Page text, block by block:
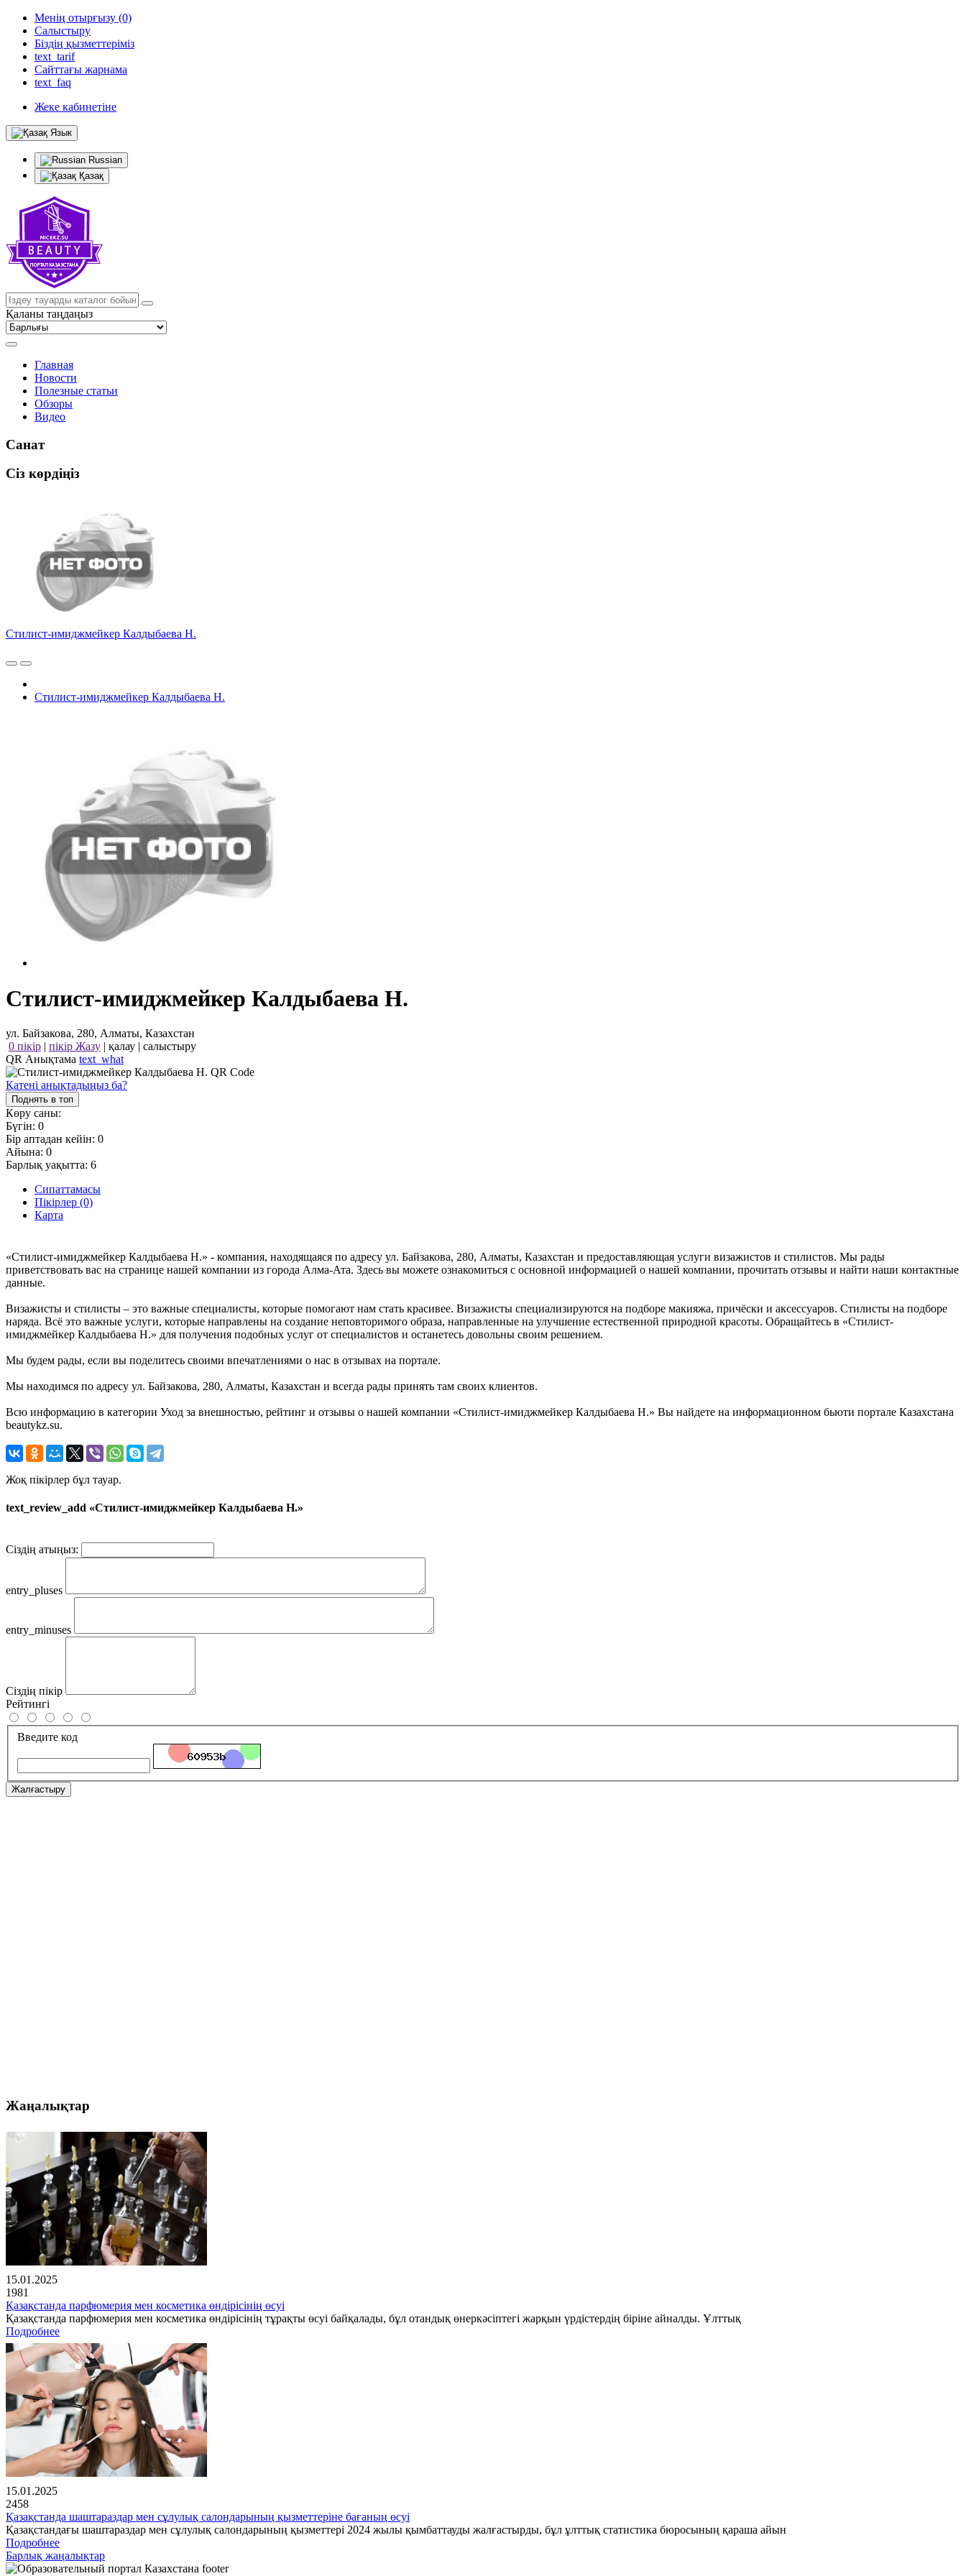
Менің отырғызу (0)
Салыстыру
Біздің қызметтеріміз
text_tarif
Сайттағы жарнама
text_faq
Жеке кабинетіне
Язык
Russian
Қазақ
Қаланы таңдаңыз
Главная
Новости
Полезные статьи
Обзоры
Видео
Санат
Сіз көрдіңіз
Стилист-имиджмейкер Калдыбаева Н.
Стилист-имиджмейкер Калдыбаева Н.
Стилист-имиджмейкер Калдыбаева Н.
ул. Байзакова, 280, Алматы, Казахстан
0 пікір | пікір Жазу | қалау | салыстыру
QR Анықтама text_what
Қатені анықтадыңыз ба?
Поднять в топ
Көру саны:
Бүгін: 0
Бір аптадан кейін: 0
Айына: 0
Барлық уақытта: 6
Сипаттамасы
Пікірлер (0)
Карта
«Стилист-имиджмейкер Калдыбаева Н.» - компания, находящаяся по адресу ул. Байзакова, 280, Алматы, Казахстан и предоставляющая услуги визажистов и стилистов. Мы рады
приветствовать вас на странице нашей компании из города Алма-Ата. Здесь вы можете ознакомиться с основной информацией о нашей компании, прочитать отзывы и найти наши контактные
данные.
Визажисты и стилисты – это важные специалисты, которые помогают нам стать красивее. Визажисты специализируются на подборе макияжа, причёски и аксессуаров. Стилисты на подборе
наряда. Всё это важные услуги, которые направлены на создание неповторимого образа, направленные на улучшение естественной природной красоты. Обращайтесь в «Стилист-
имиджмейкер Калдыбаева Н.» для получения подобных услуг от специалистов и останетесь довольны своим решением.
Мы будем рады, если вы поделитесь своими впечатлениями о нас в отзывах на портале.
Мы находимся по адресу ул. Байзакова, 280, Алматы, Казахстан и всегда рады принять там своих клиентов.
Всю информацию в категории Уход за внешностью, рейтинг и отзывы о нашей компании «Стилист-имиджмейкер Калдыбаева Н.» Вы найдете на информационном бьюти портале Казахстана
beautykz.su.
Жоқ пікірлер бұл тауар.
text_review_add «Стилист-имиджмейкер Калдыбаева Н.»
Сіздің атыңыз:
entry_pluses
entry_minuses
Сіздің пікір
Рейтингі
Введите код
Жалғастыру
Жаңалықтар
15.01.2025
1981
Қазақстанда парфюмерия мен косметика өндірісінің өсуі
Қазақстанда парфюмерия мен косметика өндірісінің тұрақты өсуі байқалады, бұл отандық өнеркәсіптегі жарқын үрдістердің біріне айналды. Ұлттық
Подробнее
15.01.2025
2458
Қазақстанда шаштараздар мен сұлулық салондарының қызметтеріне бағаның өсуі
Қазақстандағы шаштараздар мен сұлулық салондарының қызметтері 2024 жылы қымбаттауды жалғастырды, бұл ұлттық статистика бюросының қараша айын
Подробнее
Барлық жаңалықтар